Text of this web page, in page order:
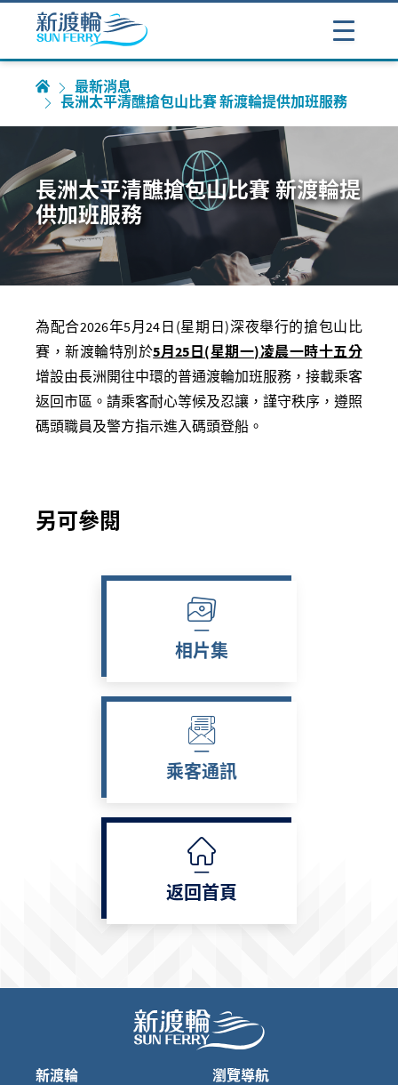
最新消息
長洲太平清醮搶包山比賽 新渡輪提供加班服務
長洲太平清醮搶包山比賽 新渡輪提
供加班服務
為配合2026年5月24日(星期 日)深夜舉行的搶包山比
賽，新渡輪特別於5月25 日(星期一)凌晨一時十五分
增設由長洲開往中環的普通渡輪加班服務，接載乘客
返回市區。請乘客耐心等候及忍讓，謹守秩序，遵照
碼頭職員及警方指示進入碼頭登船 。
另可參閱
相片集
乘客通訊
返回首頁
新渡輪 瀏覽導航